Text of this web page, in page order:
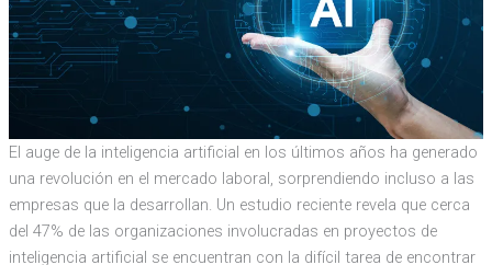
El auge de la inteligencia artificial en los últimos años ha generado
una revolución en el mercado laboral, sorprendiendo incluso a las
empresas que la desarrollan. Un estudio reciente revela que cerca
del 47% de las organizaciones involucradas en proyectos de
inteligencia artificial se encuentran con la difícil tarea de encontrar